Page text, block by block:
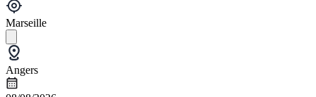
Marseille
Angers